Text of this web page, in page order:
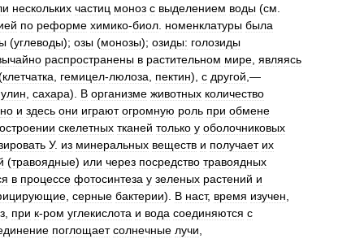
нескольких частиц моноз с выделением воды (см
по реформе химико-биол номенклатуры была
(углеводы); озы (монозы); озиды: голозиды
распространены в растительном мире являясь
клетчатка гемицел-люлоза пектин), с другой ,—
сахара). В организме животных количество
но и здесь они играют огромную роль при обмене
скелетных тканей только у оболочниковых
У. из минеральных веществ и получает их
(травоядные) или через посредство травоядных
в процессе фотосинтеза у зеленых растений и
серные бактерии). В наст, время изучен
при к-ром углекислота и вода соединяются с
поглощает солнечные лучи